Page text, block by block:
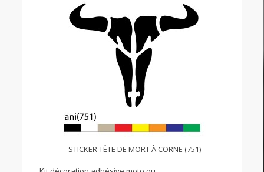
STICKER TÊTE DE MORT À CORNE (751)